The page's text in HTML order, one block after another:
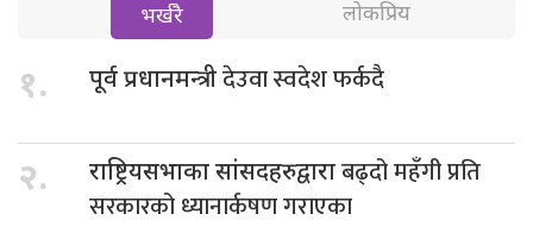
भर्खरै लोकप्रिय
१. पूर्व प्रधानमन्त्रीदेउवा स्वदेश फर्कदै
२. राष्ट्रियसभाका सांसदहरुद्वाराबढ्दो महँगी प्रति
सरकारको ध्यानार्कषण गराएका